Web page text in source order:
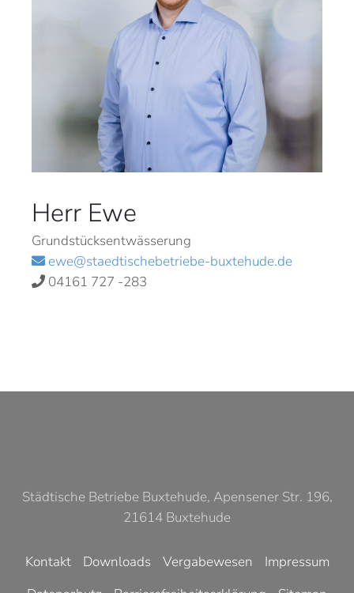
Herr Ewe
Grundstücksentwässerung
ewe@staedtischebetriebe-buxtehude.de
04161 727 -283
Städtische Betriebe Buxtehude, Apensener Str. 196,
21614 Buxtehude
Kontakt Downloads Vergabewesen
Impressum